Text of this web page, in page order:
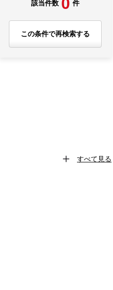
該当件数 件
この条件で再検索する
すべて見る